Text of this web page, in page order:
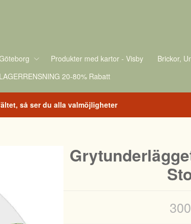
Produkter med kartor - Visby
Brickor,
LAGERRENSNING 20-80% Rabatt
så ser du alla valmöjligheter